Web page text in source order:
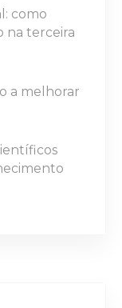
como
na terceira
a melhorar